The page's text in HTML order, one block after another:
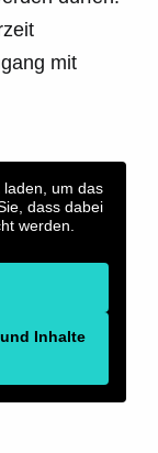
mit
laden, um das
dass dabei
werden.
Inhalte